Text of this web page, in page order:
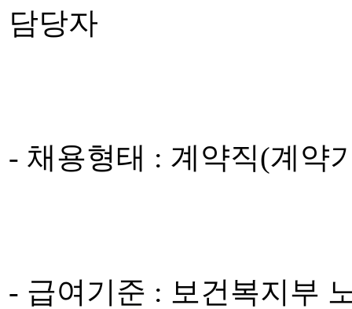
담당자
- 채용형태 : 계약직(계약
- 급여기준 : 보건복지부